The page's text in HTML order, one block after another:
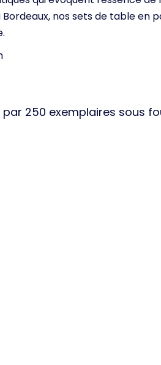
Bordeaux, nos sets de table en
250 exemplaires sous